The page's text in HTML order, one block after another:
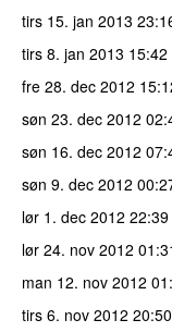
tirs 15. jan 2013
tirs 8. jan 2013 15:42
fre 28. dec 2012
søn 23. dec 2012
søn 16. dec 2012
søn 9. dec 2012
lør 1. dec 2012 22:39
lør 24. nov 2012
man 12. nov 2012
tirs 6. nov 2012 20:50